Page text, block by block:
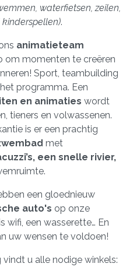
waterfietsen, zeilen,
.
animatieteam
om momenten te creëren
Sport, teambuilding
programma. Een
en animaties wordt
tieners en volwassenen.
is er een prachtig
met
een snelle rivier,
een gloednieuw
auto's op onze
wifi, een wasserette… En
uw wensen te voldoen!
u alle nodige winkels: